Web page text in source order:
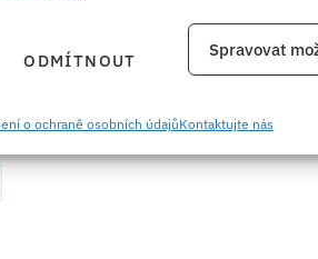
přenášených informací.
poloze, Identifikace zařízení na
informací.
ODMÍTNOUT
Spravovat
o ochraně osobních údajůKontaktujte nás
s postupem si doma připravíte
masa ve sklenicích. Použijte k
a je ideální na cesty.